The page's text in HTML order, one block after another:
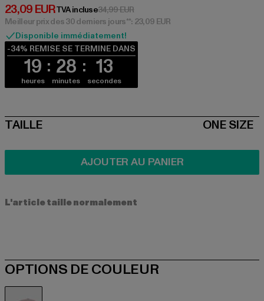
23,09 EUR
Prix courant: 23,09 EUR
TVA incluse34,99 EURPrix en promotion: 34,99 EUR
Meilleur prix des 30 derniers jours**: 23,09 EUR
Disponible immédiatement!
-34% REMISE SE TERMINE DANS
19
heures
28
minutes
13
secondes
SIZE
TAILLE ONE SIZE
AJOUTER AU PANIER
L'article taille normalement
OPTIONS DE COULEUR